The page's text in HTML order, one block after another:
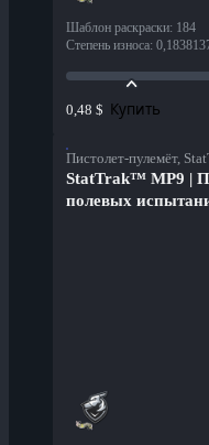
Шаблон раскраски: 184
Степень износа:
0,48 $ Купить
Пистолет-пулемёт,
StatTrak™ MP9 |
полевых